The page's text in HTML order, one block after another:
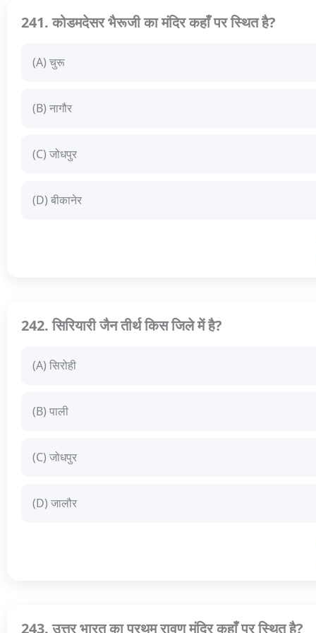
241. कोडमदेसर भैरूजी का मंदिर कहाँ पर स्थित है?
(A) चुरू
(B) नागौर
(C) जोधपुर
(D) बीकानेर
242. सिरियारी जैन तीर्थ किस जिले में है?
(A) सिरोही
(B) पाली
(C) जोधपुर
(D) जालौर
243. उत्तर भारत का प्रथम रावण मंदिर कहाँ पर स्थित है?